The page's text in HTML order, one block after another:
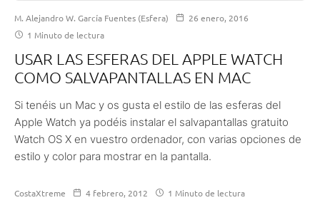
M. Alejandro W. García Fuentes (Esfera)
26 enero, 2016
1 Minuto de lectura
USAR LAS ESFERAS DEL APPLE WATCH
COMO SALVAPANTALLAS EN MAC
Si tenéis un Mac y os gusta el estilo de las esferas del
Apple Watch ya podéis instalar el salvapantallas gratuito
Watch OS X en vuestro ordenador, con varias opciones de
estilo y color para mostrar en la pantalla.
CostaXtreme 4 febrero, 2012 1 Minuto de lectura